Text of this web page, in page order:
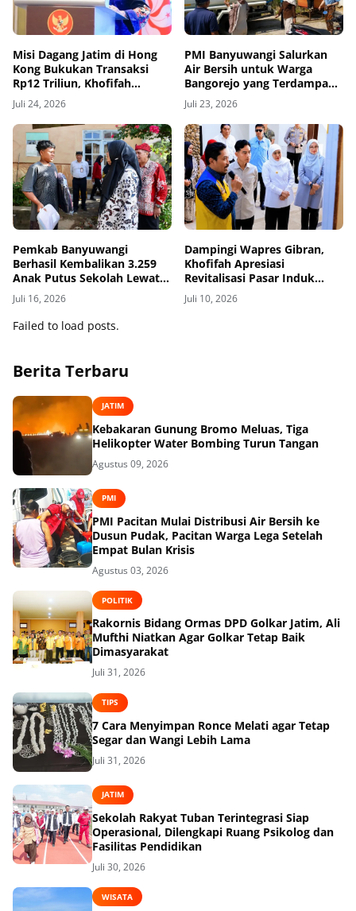
Misi Dagang Jatim di Hong
Kong Bukukan Transaksi
Rp12 Triliun, Khofifah
Dorong Ekspor dan Investasi
Juli 24, 2026
PMI Banyuwangi Salurkan
Air Bersih untuk Warga
Bangorejo yang Terdampak
Kekeringan
Juli 23, 2026
Pemkab Banyuwangi
Berhasil Kembalikan 3.259
Anak Putus Sekolah Lewat
Program Rindu Bulan
Juli 16, 2026
Dampingi Wapres Gibran,
Khofifah Apresiasi
Revitalisasi Pasar Induk
Banyuwangi
Juli 10, 2026
Failed to load posts.
Berita Terbaru
JATIM
Kebakaran Gunung Bromo Meluas, Tiga
Helikopter Water Bombing Turun Tangan
Agustus 09, 2026
PMI
PMI Pacitan Mulai Distribusi Air Bersih ke
Dusun Pudak, Pacitan Warga Lega Setelah
Empat Bulan Krisis
Agustus 03, 2026
POLITIK
Rakornis Bidang Ormas DPD Golkar Jatim, Ali
Mufthi Niatkan Agar Golkar Tetap Baik
Dimasyarakat
Juli 31, 2026
TIPS
7 Cara Menyimpan Ronce Melati agar Tetap
Segar dan Wangi Lebih Lama
Juli 31, 2026
JATIM
Sekolah Rakyat Tuban Terintegrasi Siap
Operasional, Dilengkapi Ruang Psikolog dan
Fasilitas Pendidikan
Juli 30, 2026
WISATA